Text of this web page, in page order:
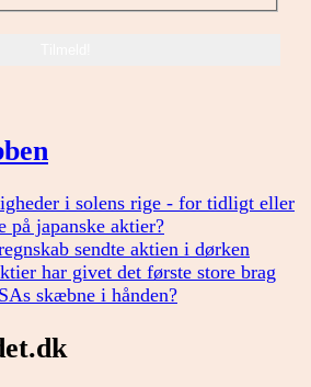
i solens rige - for tidligt eller
på japanske aktier?
sendte aktien i dørken
har givet det første store brag
skæbne i hånden?